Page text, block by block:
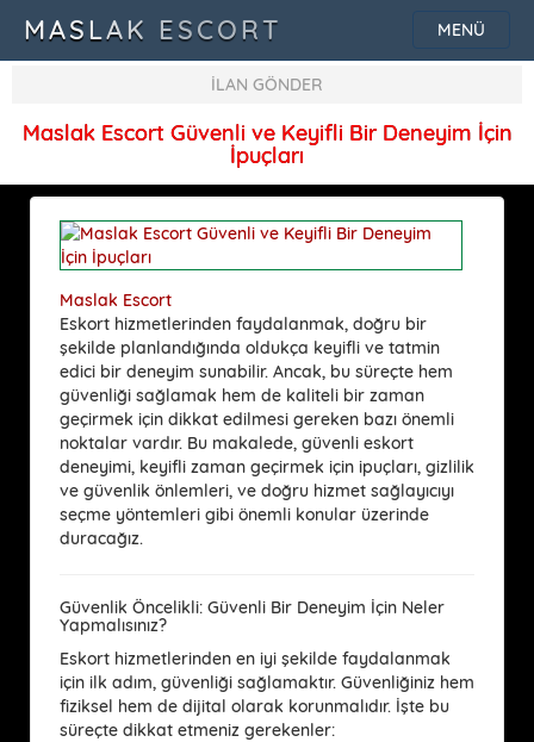
MENÜ
MASLAK ESCORT
İLAN GÖNDER
Maslak Escort Güvenli ve Keyifli Bir Deneyim İçin
İpuçları
Maslak Escort
Eskort hizmetlerinden faydalanmak, doğru bir
şekilde planlandığında oldukça keyifli ve tatmin
edici bir deneyim sunabilir. Ancak, bu süreçte hem
güvenliği sağlamak hem de kaliteli bir zaman
geçirmek için dikkat edilmesi gereken bazı önemli
noktalar vardır. Bu makalede, güvenli eskort
deneyimi, keyifli zaman geçirmek için ipuçları, gizlilik
ve güvenlik önlemleri, ve doğru hizmet sağlayıcıyı
seçme yöntemleri gibi önemli konular üzerinde
duracağız.
Güvenlik Öncelikli: Güvenli Bir Deneyim İçin Neler
Yapmalısınız?
Eskort hizmetlerinden en iyi şekilde faydalanmak
için ilk adım, güvenliği sağlamaktır. Güvenliğiniz hem
fiziksel hem de dijital olarak korunmalıdır. İşte bu
süreçte dikkat etmeniz gerekenler: